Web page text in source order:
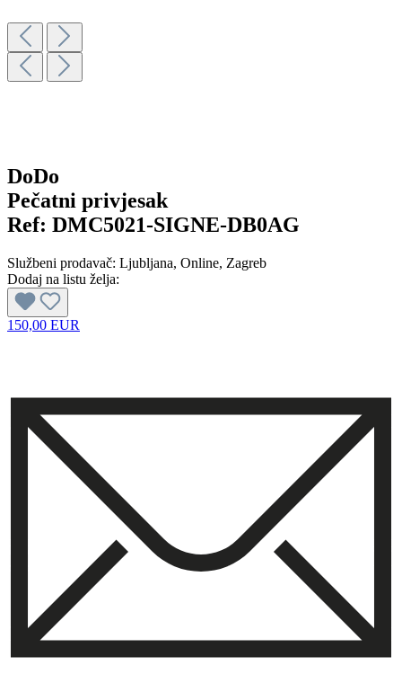
DoDo
Pečatni privjesak
Ref: DMC5021-SIGNE-DB0AG
Službeni prodavač: Ljubljana, Online, Zagreb
Dodaj na listu želja:
150,00 EUR